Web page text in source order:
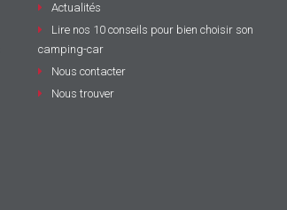
Actualités
Lire nos 10 conseils pour bien choisir son
camping-car
Nous contacter
Nous trouver